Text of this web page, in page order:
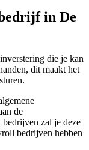
in De
die je kan
dit maakt het
de
zal je deze
bedrijven hebben